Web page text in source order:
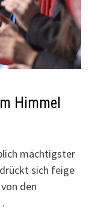
Himmel
mächtigster
sich feige
den